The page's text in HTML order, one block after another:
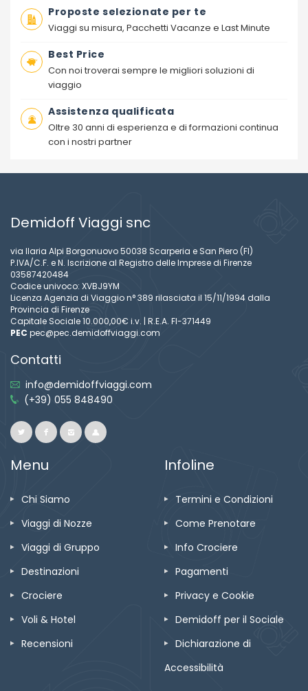
Proposte selezionate per te
Viaggi su misura, Pacchetti Vacanze e Last Minute
Best Price
Con noi troverai sempre le migliori soluzioni di
viaggio
Assistenza qualificata
Oltre 30 anni di esperienza e di formazioni continua
con i nostri partner
Demidoff Viaggi snc
via Ilaria Alpi Borgonuovo 50038 Scarperia e San Piero (FI)
P.IVA/C.F. e N. Iscrizione al Registro delle Imprese di Firenze
03587420484
Codice univoco: XVBJ9YM
Licenza Agenzia di Viaggio n° 389 rilasciata il 15/11/1994 dalla
Provincia di Firenze
Capitale Sociale 10.000,00€ i.v. | R.E.A. FI-371449
PEC pec@pec.demidoffviaggi.com
Contatti
info@demidoffviaggi.com
(+39) 055 848490
Menu
Chi Siamo
Viaggi di Nozze
Viaggi di Gruppo
Destinazioni
Crociere
Voli & Hotel
Recensioni
Infoline
Termini e Condizioni
Come Prenotare
Info Crociere
Pagamenti
Privacy e Cookie
Demidoff per il Sociale
Dichiarazione di
Accessibilità